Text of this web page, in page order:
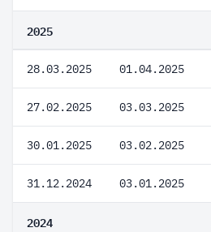
2025
28.03.2025 01.04.2025
27.02.2025 03.03.2025
30.01.2025 03.02.2025
31.12.2024 03.01.2025
2024